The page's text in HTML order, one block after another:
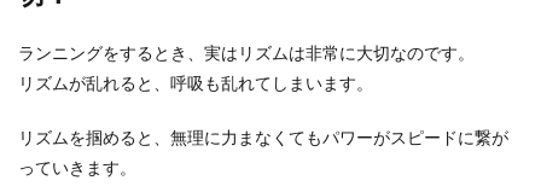
ランニングをするとき、実はリズムは非常に大切なのです。
リズムが乱れると、呼吸も乱れてしまいます。
リズムを掴めると、無理に力まなくてもパワーがスピードに繋が
っていきます。